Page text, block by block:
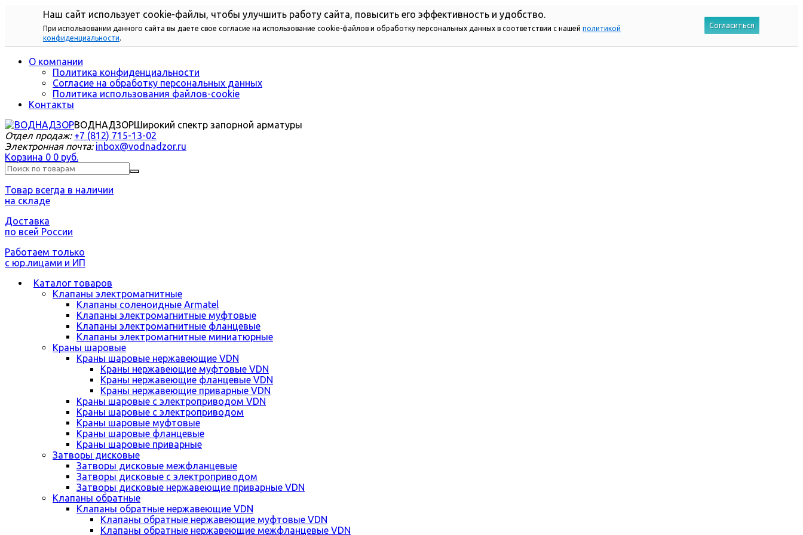
Наш сайт использует cookie-файлы, чтобы улучшить работу сайта, повысить его эффективность и удобство.
При использовании данного сайта вы даете свое согласие на использование cookie-файлов и обработку персональных данных в соответствии с нашей политикой
конфиденциальности.
Согласиться
О компании
Политика конфиденциальности
Согласие на обработку персональных данных
Политика использования файлов-cookie
Контакты
ВОДНАДЗОРШирокий спектр запорной арматуры
Отдел продаж: +7 (812) 715-13-02
Электронная почта: inbox@vodnadzor.ru
Корзина 0 0 руб.
Товар всегда в наличии
на складе
Доставка
по всей России
Работаем только
с юр.лицами и ИП
Каталог товаров
Клапаны электромагнитные
Клапаны соленоидные Armatel
Клапаны электромагнитные муфтовые
Клапаны электромагнитные фланцевые
Клапаны электромагнитные миниатюрные
Краны шаровые
Краны шаровые нержавеющие VDN
Краны нержавеющие муфтовые VDN
Краны нержавеющие фланцевые VDN
Краны нержавеющие приварные VDN
Краны шаровые с электроприводом VDN
Краны шаровые с электроприводом
Краны шаровые муфтовые
Краны шаровые фланцевые
Краны шаровые приварные
Затворы дисковые
Затворы дисковые межфланцевые
Затворы дисковые с электроприводом
Затворы дисковые нержавеющие приварные VDN
Клапаны обратные
Клапаны обратные нержавеющие VDN
Клапаны обратные нержавеющие муфтовые VDN
Клапаны обратные нержавеющие межфланцевые VDN